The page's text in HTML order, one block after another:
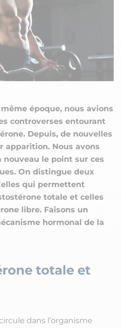
époque, nous avions
controverses entourant
Depuis, de nouvelles
apparition. Nous avons
nouveau le point sur ces
On distingue deux
qui permettent
totale et celles
libre. Faisons un
hormonal de la
totale et
dans l’organisme